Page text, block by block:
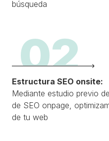
búsqueda
02
Estructura SEO onsite:
Mediante estudio previo
de SEO onpage,
de tu web